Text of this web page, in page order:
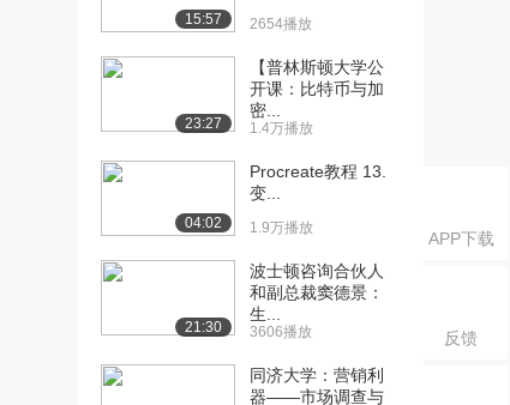
APP下载
反馈
3.06 协方差矩...
[18] 千锋物联网教程：
3.06 协方差矩...
1434播放
[19] 千锋物联网教程：3.7
特征值与特...
915播放
[20] 千锋物联网教程：3.7
1511播放
15:57 2654播放
23:27
【普林斯顿大学公
开课：比特币与加
密...
1.4万播放
04:02
Procreate教程 13.
变...
1.9万播放
21:30
波士顿咨询合伙人
和副总裁窦德景：
生...
3606播放
同济大学：营销利
器——市场调查与